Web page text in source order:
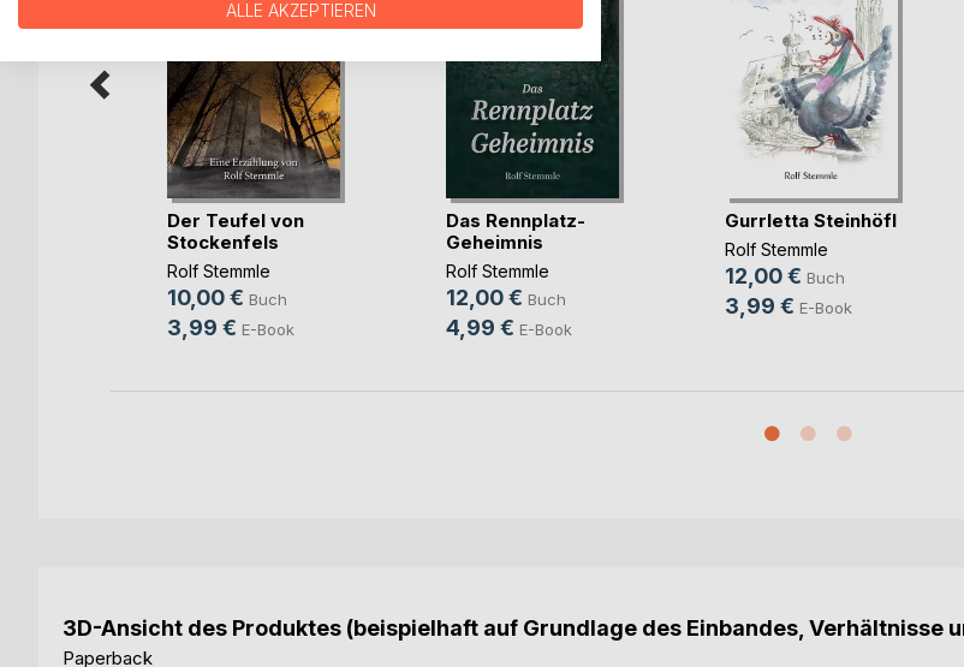
Der Teufel von
Stockenfels
Rolf Stemmle
10,00 € Buch
3,99 € E-Book
Das Rennplatz-
Geheimnis
Rolf Stemmle
12,00 € Buch
4,99 € E-Book
Gurrletta Steinhöfl
Rolf Stemmle
12,00 € Buch
3,99 € E-Book
3D-Ansicht des Produktes (beispielhaft auf Grundlage des Einbandes, Verhältnisse
Paperback
ALLE AKZEPTIEREN